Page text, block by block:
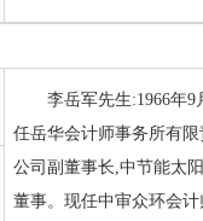
李岳军先生:1966年
任岳华会计师事务所有
公司副董事长,中节能太
董事。现任中审众环会